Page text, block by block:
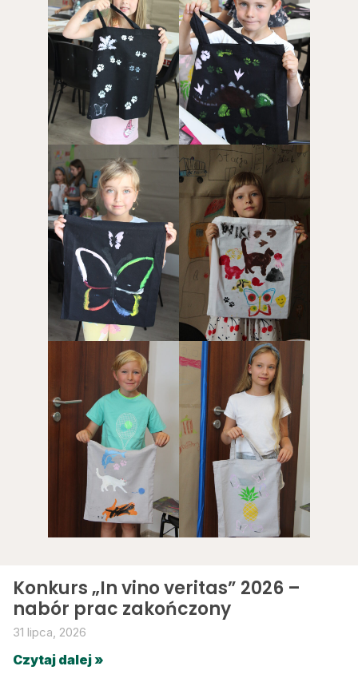
Konkurs „In vino veritas” 2026 –
nabór prac zakończony
31 lipca, 2026
Czytaj dalej »